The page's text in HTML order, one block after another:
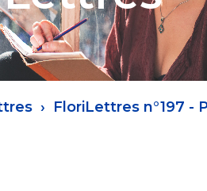
FloriLettres n°197 -